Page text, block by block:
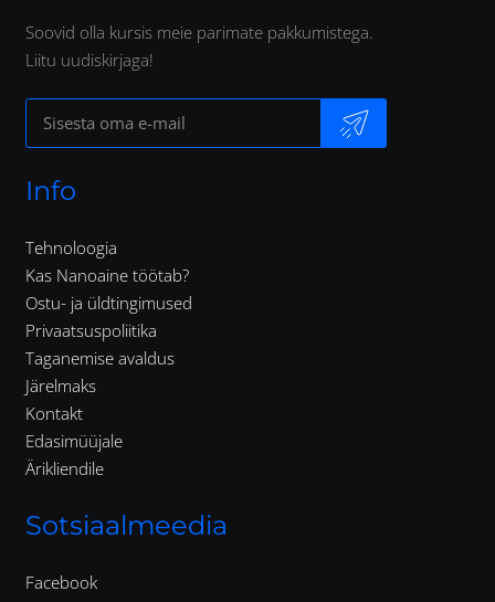
Soovid olla kursis meie parimate pakkumistega.
Liitu uudiskirjaga!
Info
Tehnoloogia
Kas Nanoaine töötab?
Ostu- ja üldtingimused
Privaatsuspoliitika
Taganemise avaldus
Järelmaks
Kontakt
Edasimüüjale
Ärikliendile
Sotsiaalmeedia
Facebook